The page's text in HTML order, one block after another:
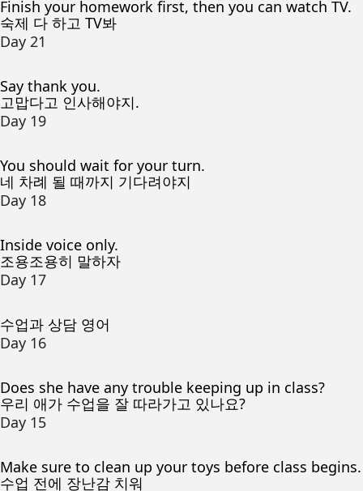
Finish your homework first, then you can watch TV.
숙제 다 하고 TV봐
Day 21
Say thank you.
고맙다고 인사해야지.
Day 19
You should wait for your turn.
네 차례 될 때까지 기다려야지
Day 18
Inside voice only.
조용조용히 말하자
Day 17
수업과 상담 영어
Day 16
Does she have any trouble keeping up in class?
우리 애가 수업을 잘 따라가고 있나요?
Day 15
Make sure to clean up your toys before class begins.
수업 전에 장난감 치워